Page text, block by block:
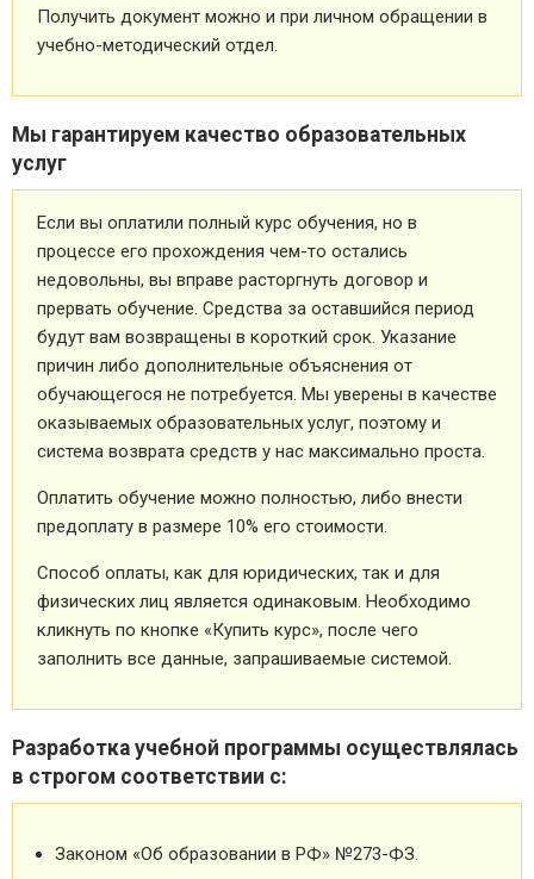
Получить документ можно и при личном обращении в
учебно-методический отдел.
Мы гарантируем качество образовательных
услуг
Если вы оплатили полный курс обучения, но в
процессе его прохождения чем-то остались
недовольны, вы вправе расторгнуть договор и
прервать обучение. Средства за оставшийся период
будут вам возвращены в короткий срок. Указание
причин либо дополнительные объяснения от
обучающегося не потребуется. Мы уверены в качестве
оказываемых образовательных услуг, поэтому и
система возврата средств у нас максимально проста.
Оплатить обучение можно полностью, либо внести
предоплату в размере 10% его стоимости.
Способ оплаты, как для юридических, так и для
физических лиц является одинаковым. Необходимо
кликнуть по кнопке «Купить курс», после чего
заполнить все данные, запрашиваемые системой.
Разработка учебной программы осуществлялась
в строгом соответствии с:
Законом «Об образовании в РФ» №273-ФЗ.